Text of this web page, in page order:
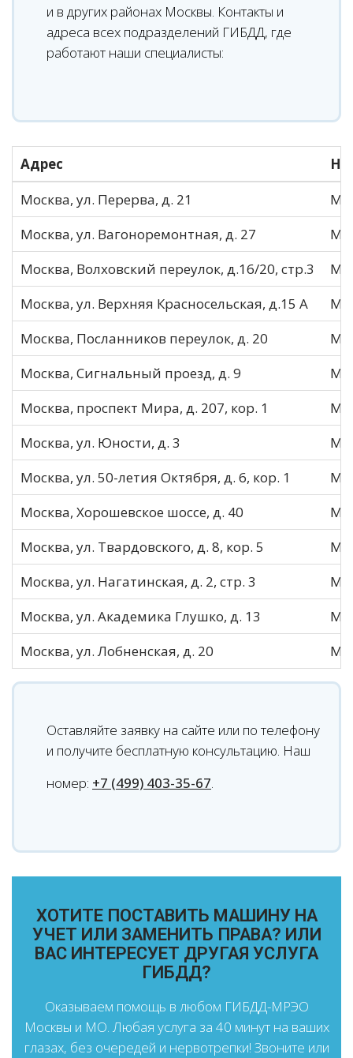
и в других районах Москвы. Контакты и
адреса всех подразделений ГИБДД, где
работают наши специалисты:
Адрес
Москва, ул. Перерва, д. 21
МО
Москва, ул. Вагоноремонтная, д. 27
МО
Москва, Волховский переулок, д.16/20, стр.3
МО
Москва, ул. Верхняя Красносельская, д.15 А
МО
Москва, Посланников переулок, д. 20
МО
Москва, Сигнальный проезд, д. 9
МО
Москва, проспект Мира, д. 207, кор. 1
МО
Москва, ул. Юности, д. 3
МО
Москва, ул. 50-летия Октября, д. 6, кор. 1
МО
Москва, Хорошевское шоссе, д. 40
МО
Москва, ул. Твардовского, д. 8, кор. 5
МО
Москва, ул. Нагатинская, д. 2, стр. 3
МО
Москва, ул. Академика Глушко, д. 13
МО
Москва, ул. Лобненская, д. 20
МО
Оставляйте заявку на сайте или по телефону
и получите бесплатную консультацию. Наш
номер: +7 (499) 403-35-67.
ХОТИТЕ ПОСТАВИТЬ МАШИНУ НА
УЧЕТ ИЛИ ЗАМЕНИТЬ ПРАВА? ИЛИ
ВАС ИНТЕРЕСУЕТ ДРУГАЯ УСЛУГА
ГИБДД?
Оказываем помощь в любом ГИБДД-МРЭО
Москвы и МО. Любая услуга за 40 минут на ваших
глазах, без очередей и нервотрепки! Звоните или